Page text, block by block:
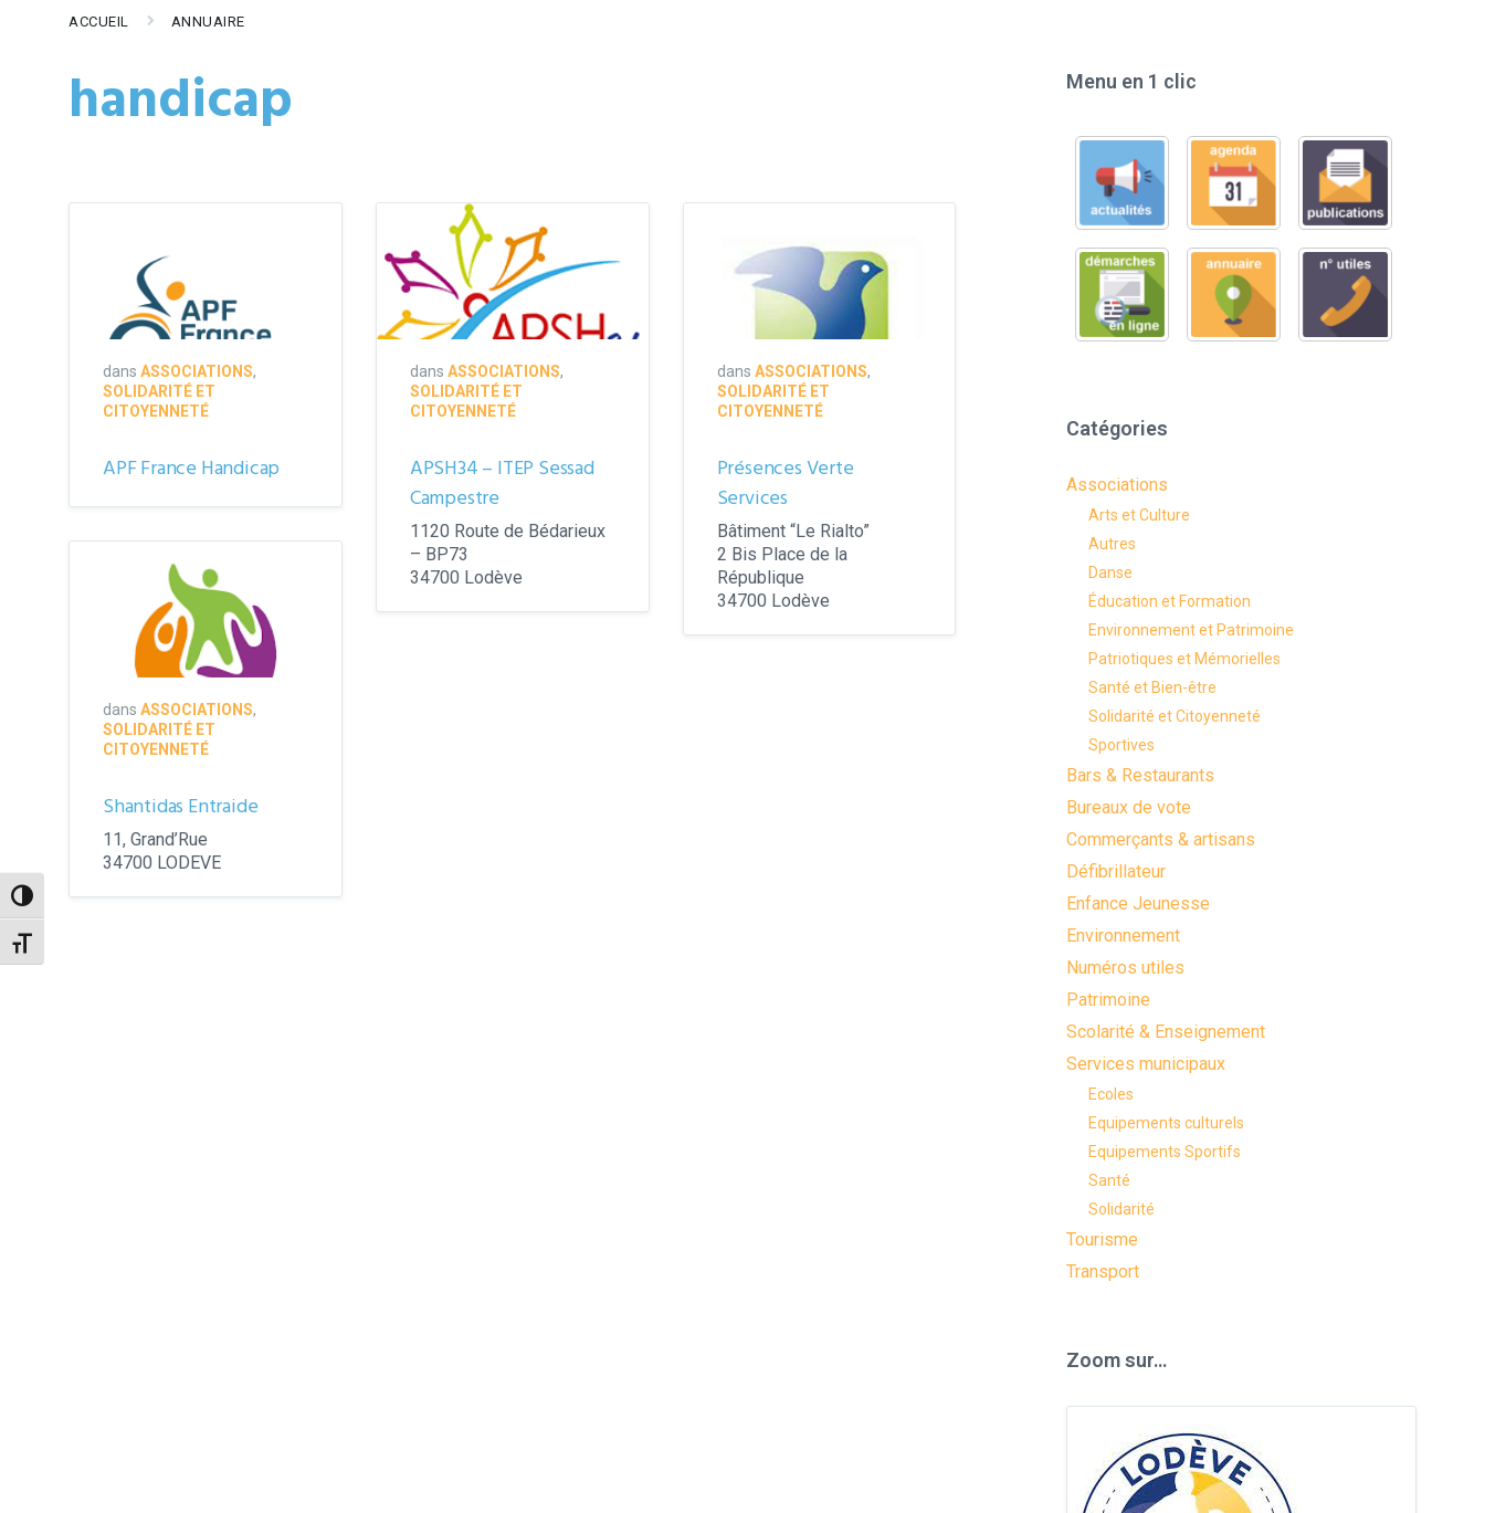
Passer en contraste élevé
Changer la taille de la police
ACCUEIL ANNUAIRE
handicap
dans ASSOCIATIONS,
SOLIDARITÉ ET
CITOYENNETÉ
APF France Handicap
dans ASSOCIATIONS,
SOLIDARITÉ ET
CITOYENNETÉ
APSH34 – ITEP Sessad
Campestre
1120 Route de Bédarieux
– BP73
34700 Lodève
dans ASSOCIATIONS,
SOLIDARITÉ ET
CITOYENNETÉ
Présences Verte
Services
Bâtiment “Le Rialto”
2 Bis Place de la
République
34700 Lodève
dans ASSOCIATIONS,
SOLIDARITÉ ET
CITOYENNETÉ
Shantidas Entraide
11, Grand’Rue
34700 LODEVE
Menu en 1 clic
Catégories
Associations
Arts et Culture
Autres
Danse
Éducation et Formation
Environnement et Patrimoine
Patriotiques et Mémorielles
Santé et Bien-être
Solidarité et Citoyenneté
Sportives
Bars & Restaurants
Bureaux de vote
Commerçants & artisans
Défibrillateur
Enfance Jeunesse
Environnement
Numéros utiles
Patrimoine
Scolarité & Enseignement
Services municipaux
Ecoles
Equipements culturels
Equipements Sportifs
Santé
Solidarité
Tourisme
Transport
Zoom sur…